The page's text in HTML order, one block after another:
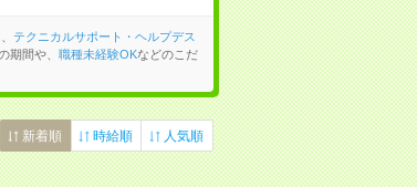
テクニカルサポート・ヘルプデス
期間や、 職種未経験OKなどのこだ
新着順 時給順 人気順